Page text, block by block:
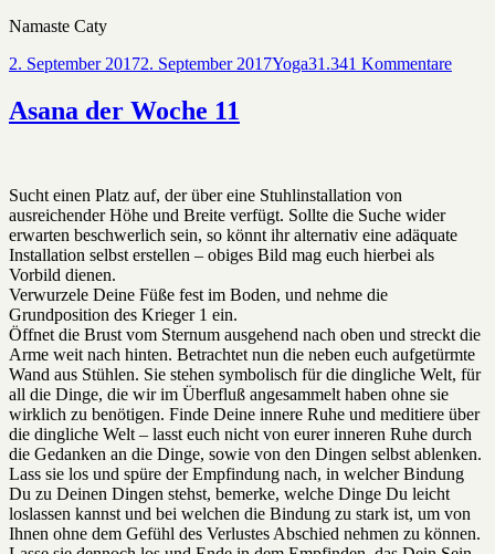
Namaste Caty
Veröffentlicht
2. September 20172. September 2017Kategorien
Yoga31.341 Kommentarezu
Asana der Woche 11
Sucht einen Platz auf, der über eine Stuhlinstallation von
ausreichender Höhe und Breite verfügt. Sollte die Suche wider
erwarten beschwerlich sein, so könnt ihr alternativ eine adäquate
Installation selbst erstellen – obiges Bild mag euch hierbei als
Vorbild dienen.
Verwurzele Deine Füße fest im Boden, und nehme die
Grundposition des Krieger 1 ein.
Öffnet die Brust vom Sternum ausgehend nach oben und streckt die
Arme weit nach hinten. Betrachtet nun die neben euch aufgetürmte
Wand aus Stühlen. Sie stehen symbolisch für die dingliche Welt, für
all die Dinge, die wir im Überfluß angesammelt haben ohne sie
wirklich zu benötigen. Finde Deine innere Ruhe und meditiere über
die dingliche Welt – lasst euch nicht von eurer inneren Ruhe durch
die Gedanken an die Dinge, sowie von den Dingen selbst ablenken.
Lass sie los und spüre der Empfindung nach, in welcher Bindung
Du zu Deinen Dingen stehst, bemerke, welche Dinge Du leicht
loslassen kannst und bei welchen die Bindung zu stark ist, um von
Ihnen ohne dem Gefühl des Verlustes Abschied nehmen zu können.